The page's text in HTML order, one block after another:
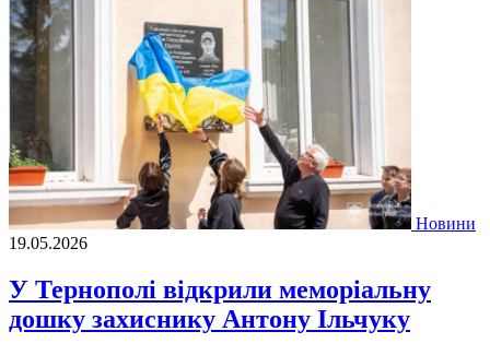
Новини
19.05.2026
У Тернополі відкрили меморіальну
дошку захиснику Антону Ільчуку